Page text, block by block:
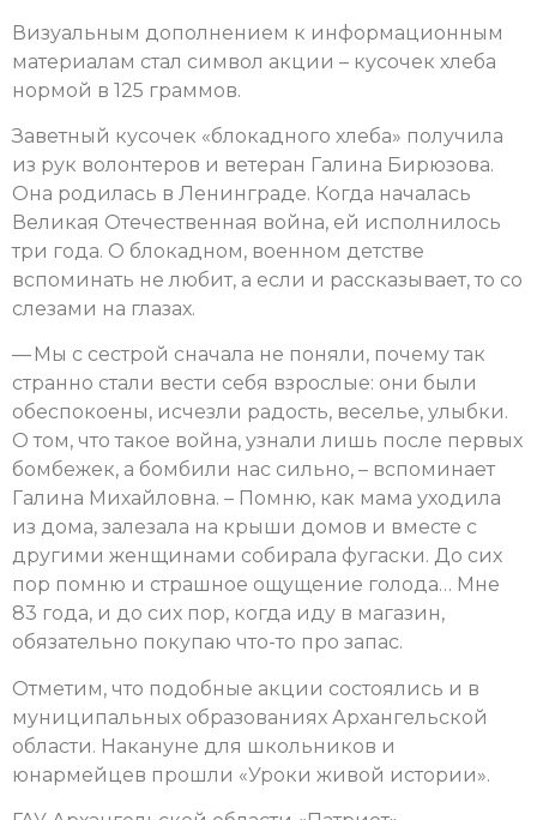
Визуальным дополнением к информационным
материалам стал символ акции – кусочек хлеба
нормой в 125 граммов.
Заветный кусочек «блокадного хлеба» получила
из рук волонтеров и ветеран Галина Бирюзова.
Она родилась в Ленинграде. Когда началась
Великая Отечественная война, ей исполнилось
три года. О блокадном, военном детстве
вспоминать не любит, а если и рассказывает, то со
слезами на глазах.
— Мы с сестрой сначала не поняли, почему так
странно стали вести себя взрослые: они были
обеспокоены, исчезли радость, веселье, улыбки.
О том, что такое война, узнали лишь после первых
бомбежек, а бомбили нас сильно, – вспоминает
Галина Михайловна. – Помню, как мама уходила
из дома, залезала на крыши домов и вместе с
другими женщинами собирала фугаски. До сих
пор помню и страшное ощущение голода… Мне
83 года, и до сих пор, когда иду в магазин,
обязательно покупаю что-то про запас.
Отметим, что подобные акции состоялись и в
муниципальных образованиях Архангельской
области. Накануне для школьников и
юнармейцев прошли «Уроки живой истории».